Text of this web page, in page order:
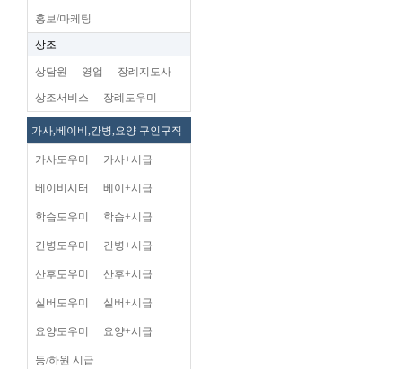
홍보/마케팅
상조
상담원 영업 장례지도사
상조서비스 장례도우미
가사,베이비,간병,요양 구인구직
가사도우미 가사+시급
베이비시터 베이+시급
학습도우미 학습+시급
간병도우미 간병+시급
산후도우미 산후+시급
실버도우미 실버+시급
요양도우미 요양+시급
등/하원 시급